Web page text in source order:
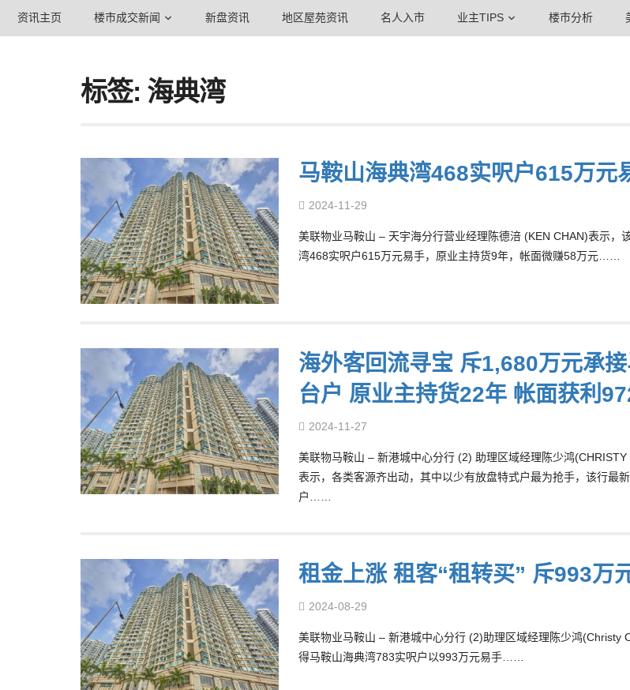
资讯主页 楼市成交新闻 新盘资讯 地区屋苑资讯 名人入市 业主TIPS 楼市分析
标签: 海典湾
马鞍山海典湾468实呎户615万元
2024-11-29
美联物业马鞍山 – 天宇海分行营业经理陈德涪 (KEN CHAN)表示
湾468实呎户615万元易手，原业主持货9年，帐面微赚58万元……
海外客回流寻宝 斥1,680万元承
台户 原业主持货22年 帐面获利
2024-11-27
美联物马鞍山 – 新港城中心分行 (2) 助理区域经理陈少鸿(CHRISTY
表示，各类客源齐出动，其中以少有放盘特式户最为抢手，该行最
户……
租金上涨 租客“租转买” 斥993万
2024-08-29
美联物业马鞍山 – 新港城中心分行 (2)助理区域经理陈少鸿(Christy
得马鞍山海典湾783实呎户以993万元易手……